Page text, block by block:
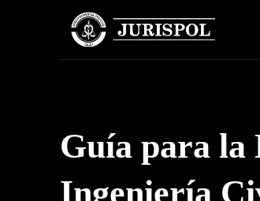
Guía para la
Ingeniería